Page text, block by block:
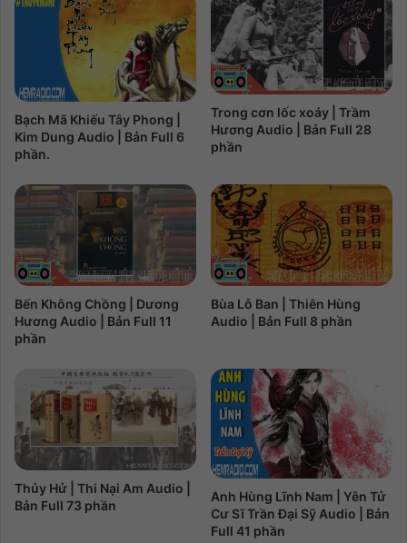
Bạch Mã Khiếu Tây Phong |
Kim Dung Audio | Bản Full 6
phần.
Trong cơn lốc xoáy | Trầm
Hương Audio | Bản Full 28
phần
Bến Không Chồng | Dương
Hương Audio | Bản Full 11
phần
Bùa Lỗ Ban | Thiên Hùng
Audio | Bản Full 8 phần
Thủy Hử | Thi Nại Am Audio |
Bản Full 73 phần
Anh Hùng Lĩnh Nam | Yên Tử
Cư Sĩ Trần Đại Sỹ Audio | Bản
Full 41 phần